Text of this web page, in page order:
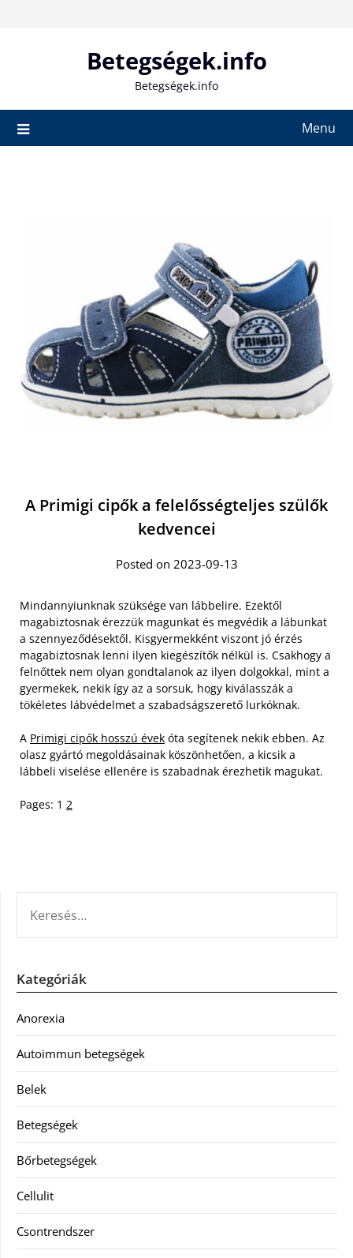
Betegségek.info
Betegségek.info
Menu
A Primigi cipők a felelősségteljes szülők
kedvencei
Posted on 2023-09-13
Mindannyiunknak szüksége van lábbelire. Ezektől
magabiztosnak érezzük magunkat és megvédik a lábunkat
a szennyeződésektől. Kisgyermekként viszont jó érzés
magabiztosnak lenni ilyen kiegészítők nélkül is. Csakhogy a
felnőttek nem olyan gondtalanok az ilyen dolgokkal, mint a
gyermekek, nekik így az a sorsuk, hogy kiválasszák a
tökéletes lábvédelmet a szabadságszerető lurkóknak.
A Primigi cipők hosszú évek óta segítenek nekik ebben. Az
olasz gyártó megoldásainak köszönhetően, a kicsik a
lábbeli viselése ellenére is szabadnak érezhetik magukat.
Pages: 1 2
Kategóriák
Anorexia
Autoimmun betegségek
Belek
Betegségek
Bőrbetegségek
Cellulit
Csontrendszer